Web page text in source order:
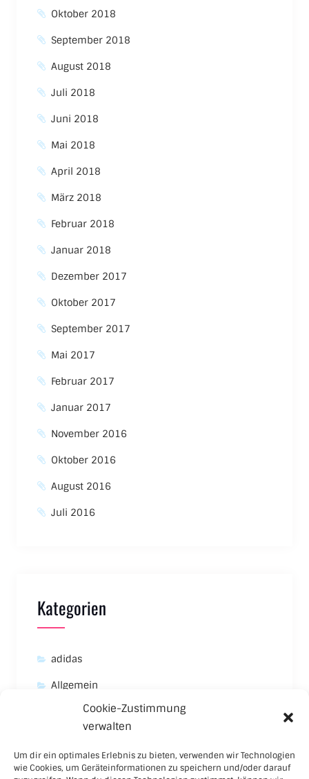
Cookie-Zustimmung
verwalten
Um dir ein optimales Erlebnis zu bieten, verwenden wir Technologien
wie Cookies, um Geräteinformationen zu speichern und/oder darauf
Oktober 2018
September 2018
August 2018
Juli 2018
Juni 2018
Mai 2018
April 2018
März 2018
Februar 2018
Januar 2018
Dezember 2017
Oktober 2017
September 2017
Mai 2017
Februar 2017
Januar 2017
November 2016
Oktober 2016
August 2016
Juli 2016
Kategorien
adidas
Allgemein
New Balance